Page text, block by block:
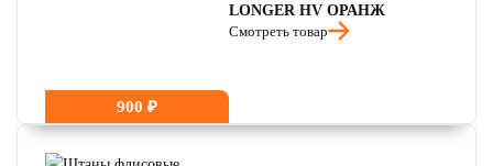
900 ₽
LONGER HV ОРАНЖ
Смотреть товар